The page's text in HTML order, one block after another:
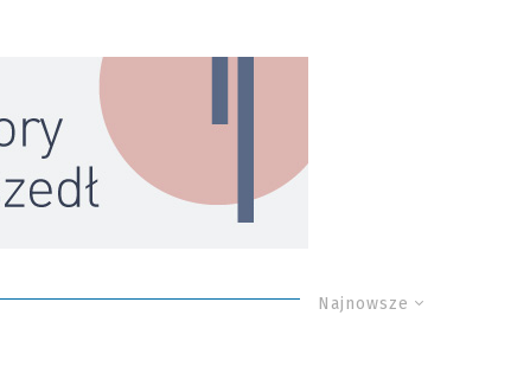
Najnowsze